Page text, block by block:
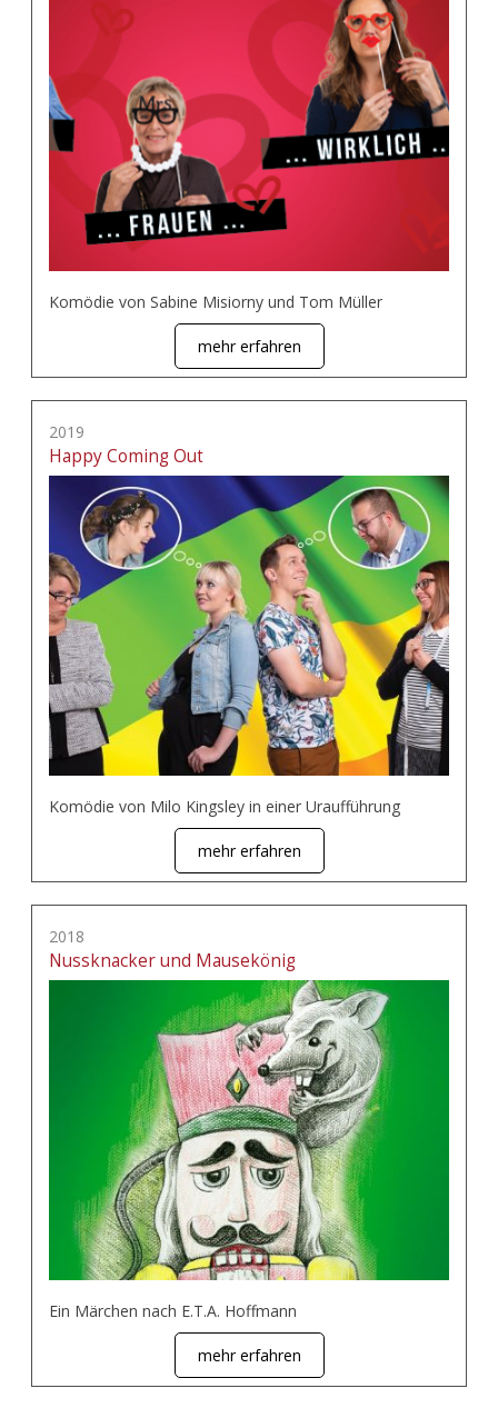
Komödie von Sabine Misiorny und Tom Müller
mehr erfahren
2019
Happy Coming Out
Komödie von Milo Kingsley in einer Uraufführung
mehr erfahren
2018
Nussknacker und Mausekönig
Ein Märchen nach E.T.A. Hoffmann
mehr erfahren